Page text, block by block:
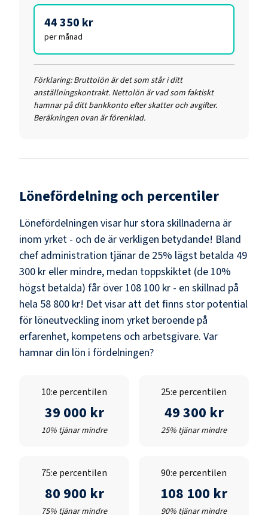
44 350 kr
per månad
Förklaring: Bruttolön är det som står i ditt
anställningskontrakt. Nettolön är vad som faktiskt
hamnar på ditt bankkonto efter skatter och avgifter.
Beräkningen ovan är förenklad.
Lönefördelning och percentiler
Lönefördelningen visar hur stora skillnaderna är
inom yrket - och de är verkligen betydande! Bland
chef administration tjänar de 25% lägst betalda 49
300 kr eller mindre, medan toppskiktet (de 10%
högst betalda) får över 108 100 kr - en skillnad på
hela 58 800 kr! Det visar att det finns stor potential
för löneutveckling inom yrket beroende på
erfarenhet, kompetens och arbetsgivare. Var
hamnar din lön i fördelningen?
10:e percentilen
39 000 kr
10% tjänar mindre
25:e percentilen
49 300 kr
25% tjänar mindre
75:e percentilen
80 900 kr
75% tjänar mindre
90:e percentilen
108 100 kr
90% tjänar mindre